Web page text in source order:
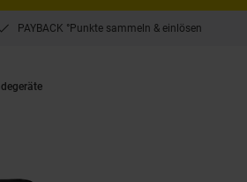
PAYBACK °Punkte sammeln & einlösen